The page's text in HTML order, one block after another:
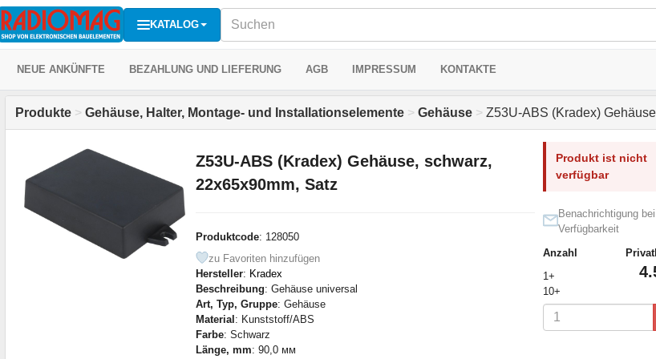
KATALOG
NEUE ANKÜNFTE BEZAHLUNG UND LIEFERUNG AGB IMPRESSUM KONTAKTE
Produkte > Gehäuse, Halter, Montage- und Installationselemente > Gehäuse > Z53U-ABS (Kradex)
Z53U-ABS (Kradex) Gehäuse, schwarz,
22x65x90mm, Satz
Produktcode: 128050
zu Favoriten hinzufügen
Hersteller: Kradex
Beschreibung: Gehäuse universal
Art, Typ, Gruppe: Gehäuse
Material : Kunststoff/ABS
Farbe: Schwarz
Länge, mm: 90,0 мм
Produkt ist nicht
verfügbar
Benachrichtigung bei
Verfügbarkeit
Anzahl
1+
10+